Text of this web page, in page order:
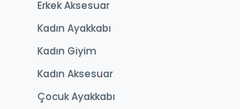
Erkek Aksesuar
Kadın Ayakkabı
Kadın Giyim
Kadın Aksesuar
Çocuk Ayakkabı